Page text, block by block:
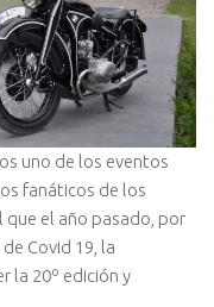
uno de los eventos
fanáticos de los
el año pasado, por
Covid 19, la
la 20º edición y